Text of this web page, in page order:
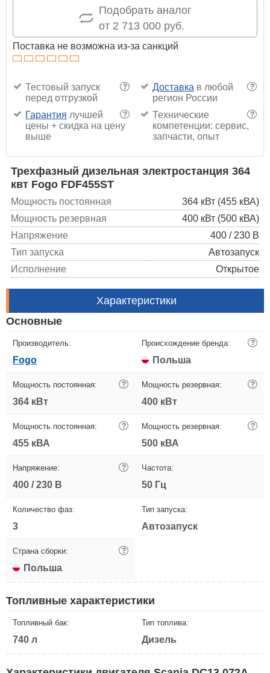
Подобрать аналог
от 2 713 000 руб.
Поставка не возможна из-за санкций
?
Тестовый запуск
перед отгрузкой
?
Доставка в любой
регион России
?
Гарантия лучшей
цены + скидка на цену
выше
?
Технические
компетенции: сервис,
запчасти, опыт
Трехфазный дизельная электростанция 364
квт Fogo FDF455ST
Мощность постоянная
364 кВт (455 кВА)
Мощность резервная
400 кВт (500 кВА)
Напряжение
400 / 230 В
Тип запуска
Автозапуск
Исполнение
Открытое
Характеристики
Основные
Производитель:
Fogo
Происхождение бренда: ?
Польша
Мощность постоянная: ?
364 кВт
Мощность резервная: ?
400 кВт
Мощность постоянная: ?
455 кВА
Мощность резервная: ?
500 кВА
Напряжение: ?
400 / 230 В
Частота:
50 Гц
Количество фаз:
3
Тип запуска:
Автозапуск
Страна сборки: ?
Польша
Топливные характеристики
Топливный бак:
740 л
Тип топлива:
Дизель